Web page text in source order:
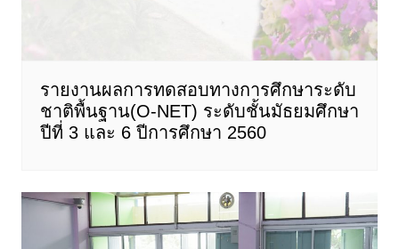
รายงานผลการทดสอบทางการศึกษาระดับ
ชาติพื้นฐาน(O-NET) ระดับชั้นมัธยมศึกษา
ปีที่ 3 และ 6 ปีการศึกษา 2560